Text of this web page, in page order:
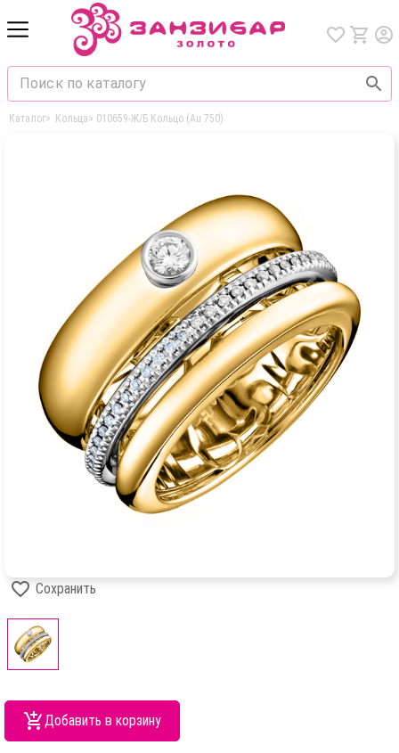
Каталог> Кольца> 010659-Ж/Б Кольцо (Au 750)
Сохранить
Добавить в корзину